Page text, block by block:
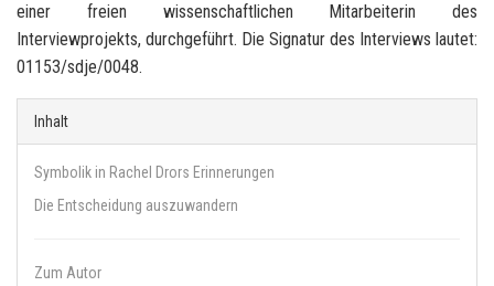
einer freien wissenschaftlichen Mitarbeiterin des
Interviewprojekts, durchgeführt. Die Signatur des Interviews lautet:
01153/sdje/0048.
Inhalt
Symbolik in Rachel Drors Erinnerungen
Die Entscheidung auszuwandern
Zum Autor